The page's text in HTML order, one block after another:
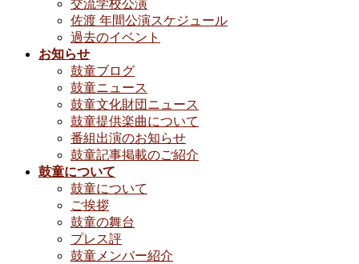
交流学校公演
佐渡 年間公演スケジュール
過去のイベント
お知らせ
鼓童ブログ
鼓童ニュース
鼓童文化財団ニュース
鼓童提供楽曲について
番組出演のお知らせ
鼓童記事掲載のご紹介
鼓童について
鼓童について
ご挨拶
鼓童の舞台
プレス評
鼓童メンバー紹介